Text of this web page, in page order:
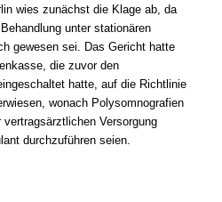
wies zunächst die Klage ab, da
unter stationären
gewesen sei. Das Gericht hatte
die zuvor den
hatte, auf die Richtlinie
wonach Polysomnografien
Versorgung
durchzuführen seien.